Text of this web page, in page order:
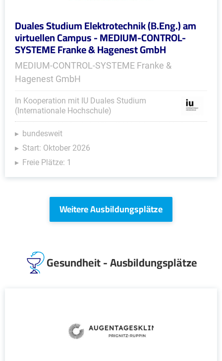
Duales Studium Elektrotechnik (B.Eng.) am
virtuellen Campus - MEDIUM-CONTROL-
SYSTEME Franke & Hagenest GmbH
MEDIUM-CONTROL-SYSTEME Franke &
Hagenest GmbH
In Kooperation mit IU Duales Studium
(Internationale Hochschule)
bundesweit
Start: Oktober 2026
Freie Plätze: 1
Weitere Ausbildungsplätze
Gesundheit - Ausbildungsplätze